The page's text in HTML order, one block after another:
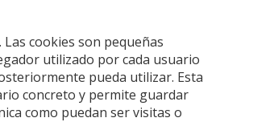
cookies son pequeñas
utilizado por cada usuario
pueda utilizar. Esta
concreto y permite guardar
como puedan ser visitas o